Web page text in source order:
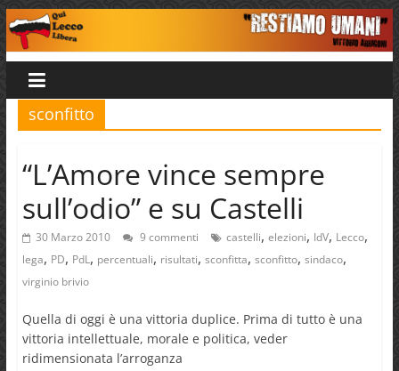
Salta
al
contenuto
Qui
Lecco
Libera
sconfitto
“L’Amore vince sempre
sull’odio” e su Castelli
30 Marzo 2010 9 commenti castelli, elezioni, IdV, Lecco,
lega, PD, PdL, percentuali, risultati, sconfitta, sconfitto, sindaco,
virginio brivio
Quella di oggi è una vittoria duplice. Prima di tutto è una
vittoria intellettuale, morale e politica, veder
ridimensionata l’arroganza